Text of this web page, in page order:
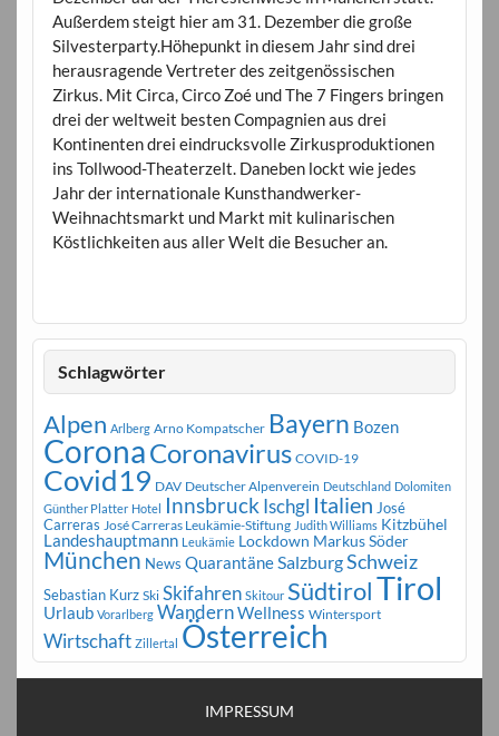
Außerdem steigt hier am 31. Dezember die große
Silvesterparty.Höhepunkt in diesem Jahr sind drei
herausragende Vertreter des zeitgenössischen
Zirkus. Mit Circa, Circo Zoé und The 7 Fingers bringen
drei der weltweit besten Compagnien aus drei
Kontinenten drei eindrucksvolle Zirkusproduktionen
ins Tollwood-Theaterzelt. Daneben lockt wie jedes
Jahr der internationale Kunsthandwerker-
Weihnachtsmarkt und Markt mit kulinarischen
Köstlichkeiten aus aller Welt die Besucher an.
Schlagwörter
Alpen Arlberg Arno Kompatscher Bayern Bozen
CoronaCoronavirus COVID-19
Covid19 DAV Deutscher Alpenverein Deutschland Dolomiten
Günther Platter Hotel Innsbruck Ischgl Italien José
Carreras José Carreras Leukämie-Stiftung Judith Williams Kitzbühel
Landeshauptmann Leukämie Lockdown Markus Söder
München News Quarantäne SalzburgSchweiz
Sebastian Kurz Ski Skifahren Skitour SüdtirolTirol
Urlaub Vorarlberg WandernWellness Wintersport
Wirtschaft Zillertal Österreich
IMPRESSUM